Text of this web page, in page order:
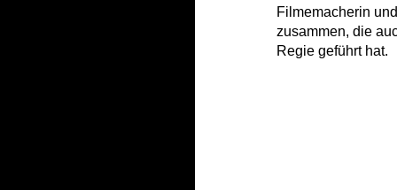
Filmemacherin
zusammen, die
Regie geführt hat.